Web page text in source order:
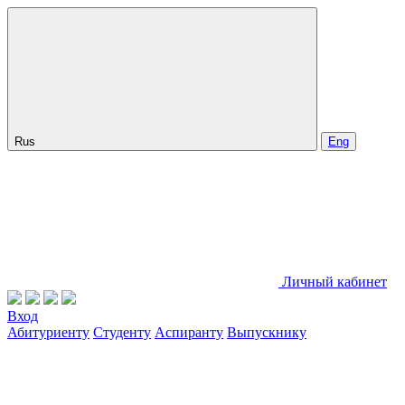
Rus Eng
Личный кабинет
Вход
Абитуриенту Студенту Аспиранту Выпускнику